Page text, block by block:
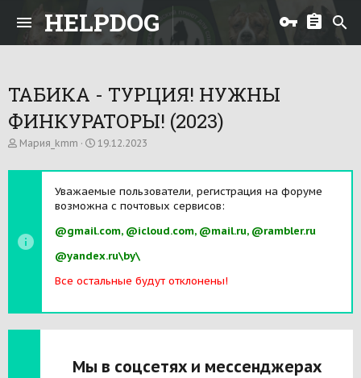
HELPDOG
ТАБИКА - ТУРЦИЯ! НУЖНЫ
ФИНКУРАТОРЫ! (2023)
А
т
м
ы
Мария_kmm
Д
т
н
а
а
а
19.12.2023
Уважаемые пользователи, регистрация на форуме
возможна с почтовых сервисов:
@gmail.com, @icloud.com, @mail.ru, @rambler.ru
@yandex.ru\by\
Все остальные будут отклонены!
Мы в соцсетях и мессенджерах